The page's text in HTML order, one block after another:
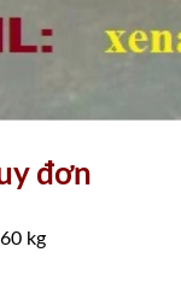
đơn
kg